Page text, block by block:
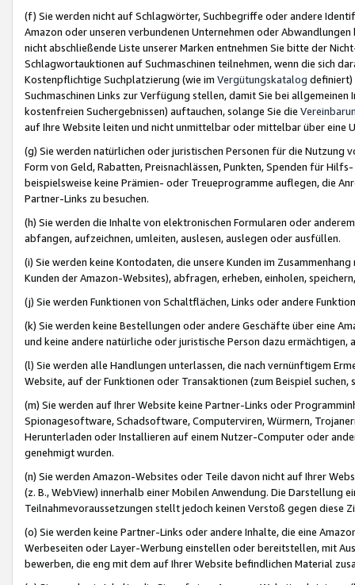
(f) Sie werden nicht auf Schlagwörter, Suchbegriffe oder andere
Amazon oder unseren verbundenen Unternehmen oder
nicht abschließende Liste unserer Marken entnehmen Sie bitte der
Schlagwortauktionen auf Suchmaschinen teilnehmen, wenn die sich
Kostenpflichtige Suchplatzierung (wie im Vergütungskatalog definiert)
Suchmaschinen Links zur Verfügung stellen, damit Sie bei
kostenfreien Suchergebnissen) auftauchen, solange Sie die
auf Ihre Website leiten und nicht unmittelbar oder mittelbar über eine
(g) Sie werden natürlichen oder juristischen Personen für die Nutzung
Form von Geld, Rabatten, Preisnachlässen, Punkten, Spenden für
beispielsweise keine Prämien- oder Treueprogramme auflegen, die
Partner-Links zu besuchen.
(h) Sie werden die Inhalte von elektronischen Formularen oder
abfangen, aufzeichnen, umleiten, auslesen, auslegen oder ausfüllen.
(i) Sie werden keine Kontodaten, die unsere Kunden im
Kunden der Amazon-Websites), abfragen, erheben, einholen,
(j) Sie werden Funktionen von Schaltflächen, Links oder andere
(k) Sie werden keine Bestellungen oder andere Geschäfte über eine
und keine andere natürliche oder juristische Person dazu
(l) Sie werden alle Handlungen unterlassen, die nach vernünftigem
Website, auf der Funktionen oder Transaktionen (zum Beispiel
(m) Sie werden auf Ihrer Website keine Partner-Links oder
Spionagesoftware, Schadsoftware, Computerviren, Würmern,
Herunterladen oder Installieren auf einem Nutzer-Computer oder
genehmigt wurden.
(n) Sie werden Amazon-Websites oder Teile davon nicht auf Ihrer
(z. B., WebView) innerhalb einer Mobilen Anwendung. Die Darstellung
Teilnahmevoraussetzungen stellt jedoch keinen Verstoß gegen diese
(o) Sie werden keine Partner-Links oder andere Inhalte, die eine
Werbeseiten oder Layer-Werbung einstellen oder bereitstellen, mit
bewerben, die eng mit dem auf Ihrer Website befindlichen Material